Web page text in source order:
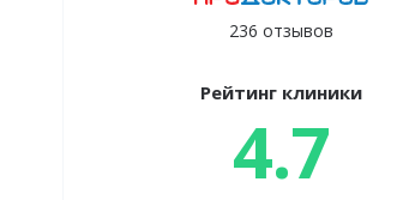
236 отзывов
Рейтинг клиники
4.7